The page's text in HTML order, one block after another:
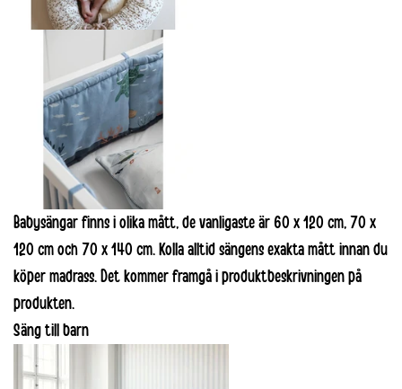
Babysängar finns i olika mått, de vanligaste är 60 x 120 cm, 70 x
120 cm och 70 x 140 cm. Kolla alltid sängens exakta mått innan du
köper madrass. Det kommer framgå i produktbeskrivningen på
produkten.
Säng till barn